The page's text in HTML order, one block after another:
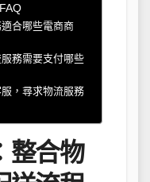
合哪些電商商
務需要支付哪些
，尋求物流服務
整合物